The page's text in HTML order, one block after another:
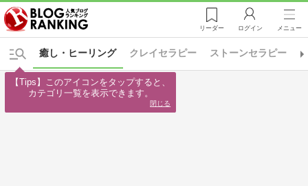
リーダー ログイン メニュー
クレイセラピー ストーンセラピー
癒し・ヒーリング
【Tips】このアイコンをタップすると、
カテゴリ一覧を表示できます。
閉じる